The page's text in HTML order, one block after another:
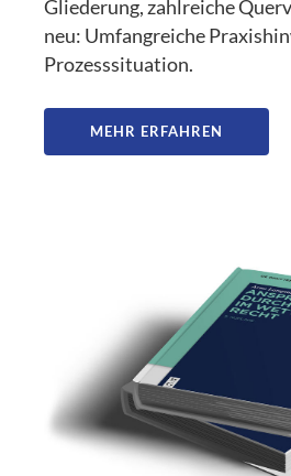
Gliederung, zahlreiche
neu: Umfangreiche
Prozesssituation.
MEHR ERFAHREN